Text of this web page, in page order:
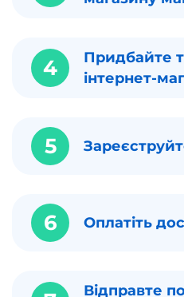
4
Придбайте
інтернет-
5
6 Оплатіть
Відправте